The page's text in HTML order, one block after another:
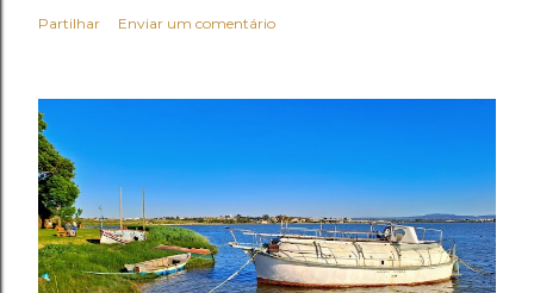
Partilhar Enviar um comentário